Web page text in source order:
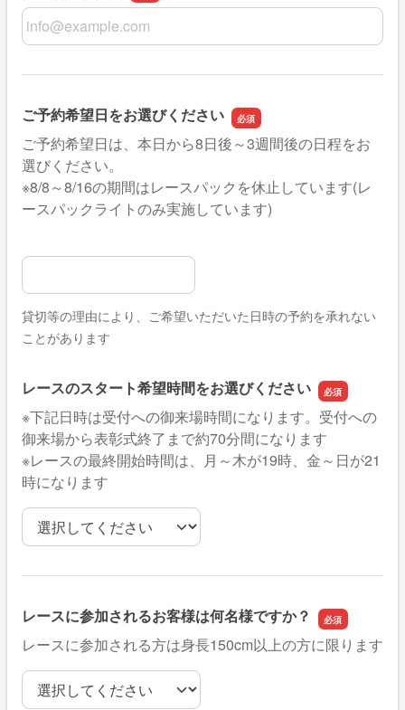
メールアドレス
ご予約希望日をお選びください
ご予約希望日は、本日から8日後～3週間後の日程をお
選びください。
※8/8～8/16の期間はレースパックを休止しています(レ
ースパックライトのみ実施しています)
ご予約希望日をお選びください
貸切等の理由により、ご希望いただいた日時の予約を承れない
ことがあります
レースのスタート希望時間をお選びください
※下記日時は受付への御来場時間になります。受付への
御来場から表彰式終了まで約70分間になります
※レースの最終開始時間は、月～木が19時、金～日が21
時になります
レースのスタート希望時間をお選びください
レースに参加されるお客様は何名様ですか？
レースに参加される方は身長150cm以上の方に限ります
レースに参加されるお客様は何名様ですか？